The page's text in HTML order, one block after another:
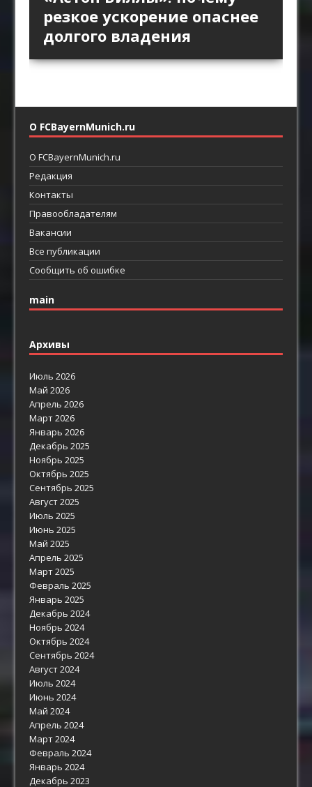
пространство за защитой
как главный ресурс атаки
Английской премьер-лиги
возвращают прямой
футбол
позиционной атаки
резкое ускорение опаснее
долгого владения
как ротации освобождают
пространство между
линиями
О FCBayernMunich.ru
О FCBayernMunich.ru
Редакция
Контакты
Правообладателям
Вакансии
Все публикации
Сообщить об ошибке
main
Архивы
Июль 2026
Май 2026
Апрель 2026
Март 2026
Январь 2026
Декабрь 2025
Ноябрь 2025
Октябрь 2025
Сентябрь 2025
Август 2025
Июль 2025
Июнь 2025
Май 2025
Апрель 2025
Март 2025
Февраль 2025
Январь 2025
Декабрь 2024
Ноябрь 2024
Октябрь 2024
Сентябрь 2024
Август 2024
Июль 2024
Июнь 2024
Май 2024
Апрель 2024
Март 2024
Февраль 2024
Январь 2024
Декабрь 2023